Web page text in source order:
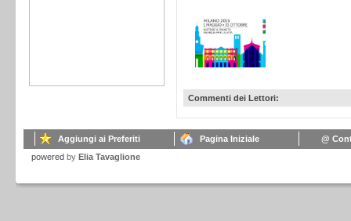
Commenti dei Lettori:
Aggiungi ai Preferiti Pagina Iniziale
@
powered by Elia Tavaglione